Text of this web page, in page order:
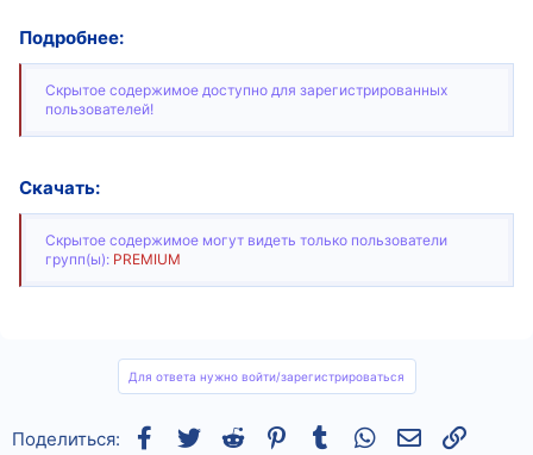
Подробнее:
Скрытое содержимое доступно для зарегистрированных
пользователей!
Скачать:
Скрытое содержимое могут видеть только пользователи
групп(ы): PREMIUM
Для ответа нужно войти/зарегистрироваться
Поделиться: Facebook
TwitterReddit Pinterest
Tumblr WhatsAppСсылка